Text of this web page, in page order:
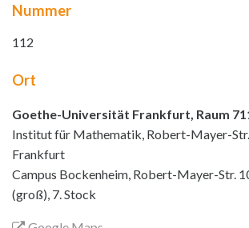
Nummer
112
Ort
Goethe-Universität Frankfurt, Raum
Institut für Mathematik, Robert-Mayer-
Frankfurt
Campus Bockenheim, Robert-Mayer-Str.
(groß), 7. Stock